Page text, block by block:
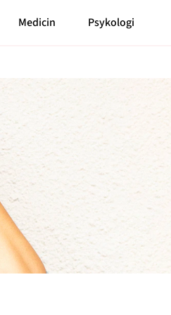
Medicin Psykologi
Kontakt
Shop
Om cookies
Hantera preferenser
Integritetspolicy
Alla ämnen